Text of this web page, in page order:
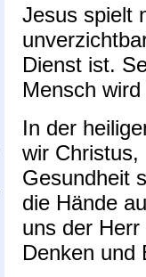
Jesus spielt
Dienst ist.
Mensch
In der
wir
Gesundheit
die Hände
uns der
Denken und